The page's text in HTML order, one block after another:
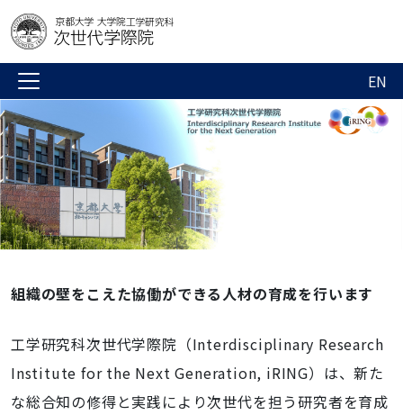
EN
組織の壁をこえた協働ができる人材の育成を行います
工学研究科次世代学際院（Interdisciplinary Research
Institute for the Next Generation, iRING）は、新た
な総合知の修得と実践により次世代を担う研究者を育成